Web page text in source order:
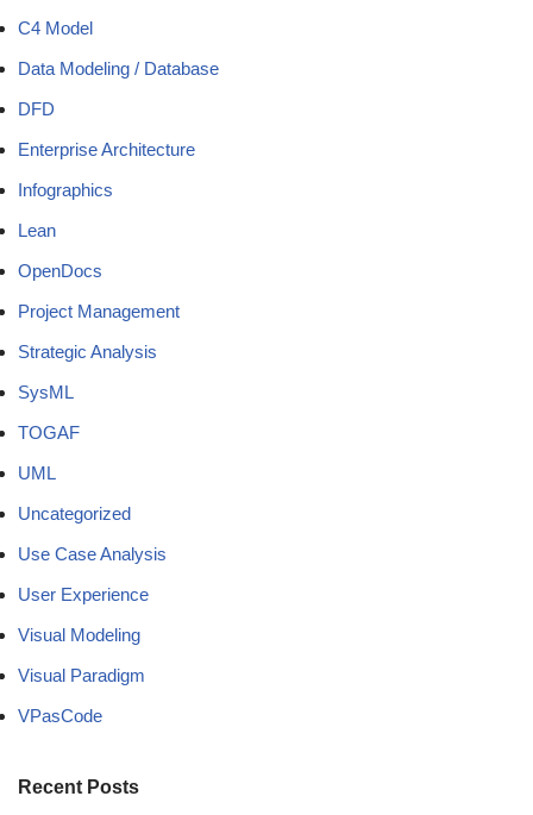
C4 Model
Data Modeling / Database
DFD
Enterprise Architecture
Infographics
Lean
OpenDocs
Project Management
Strategic Analysis
SysML
TOGAF
UML
Uncategorized
Use Case Analysis
User Experience
Visual Modeling
Visual Paradigm
VPasCode
Recent Posts